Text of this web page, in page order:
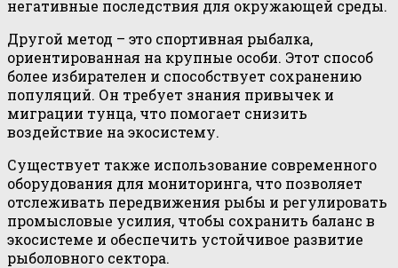
негативные последствия для окружающей среды.
Другой метод – это спортивная рыбалка,
ориентированная на крупные особи. Этот способ
более избирателен и способствует сохранению
популяций. Он требует знания привычек и
миграции тунца, что помогает снизить
воздействие на экосистему.
Существует также использование современного
оборудования для мониторинга, что позволяет
отслеживать передвижения рыбы и регулировать
промысловые усилия, чтобы сохранить баланс в
экосистеме и обеспечить устойчивое развитие
рыболовного сектора.